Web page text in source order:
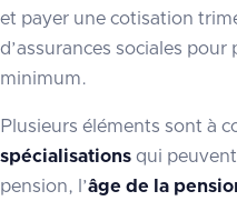
et payer une cotisation
d’assurances sociales
minimum.
Plusieurs éléments sont à
spécialisations qui
pension, l’âge de la